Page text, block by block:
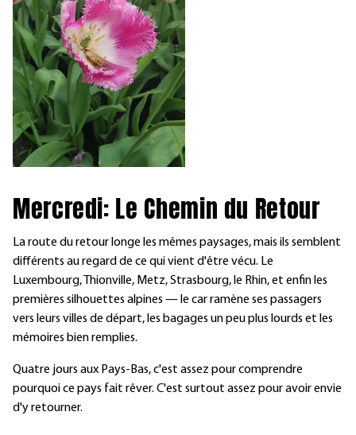
Mercredi: Le Chemin du Retour
La route du retour longe les mêmes paysages, mais ils semblent
différents au regard de ce qui vient d'être vécu. Le
Luxembourg, Thionville, Metz, Strasbourg, le Rhin, et enfin les
premières silhouettes alpines — le car ramène ses passagers
vers leurs villes de départ, les bagages un peu plus lourds et les
mémoires bien remplies.
Quatre jours aux Pays-Bas, c'est assez pour comprendre
pourquoi ce pays fait rêver. C'est surtout assez pour avoir envie
d'y retourner.